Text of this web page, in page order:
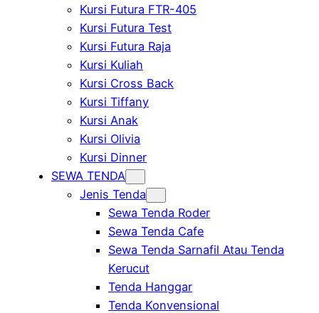
Kursi Futura FTR-405
Kursi Futura Test
Kursi Futura Raja
Kursi Kuliah
Kursi Cross Back
Kursi Tiffany
Kursi Anak
Kursi Olivia
Kursi Dinner
SEWA TENDA
Jenis Tenda
Sewa Tenda Roder
Sewa Tenda Cafe
Sewa Tenda Sarnafil Atau Tenda
Kerucut
Tenda Hanggar
Tenda Konvensional